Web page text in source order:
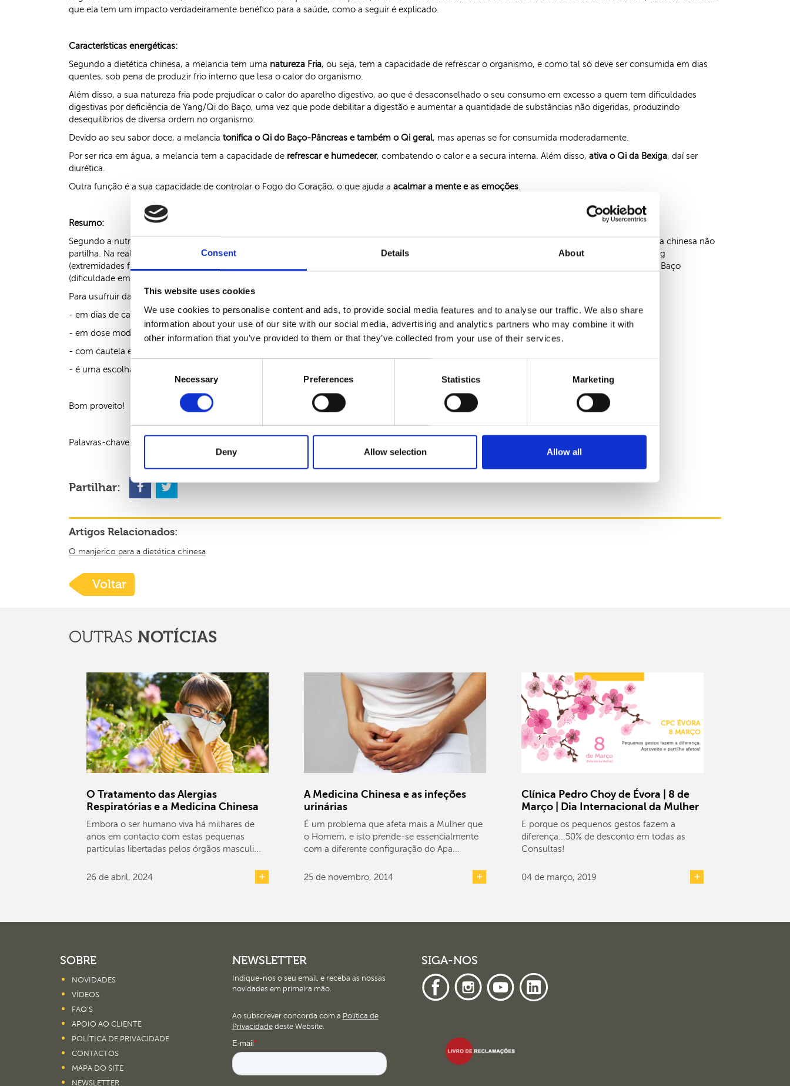
Consent Details About
This website uses cookies
We use cookies to personalise content and ads, to provide social media features and to analyse our traffic. We also share
information about your use of our site with our social media, advertising and analytics partners who may combine it with
other information that you’ve provided to them or that they’ve collected from your use of their services.
Consent
Necessary Preferences Statistics Marketing
Deny Allow selection Allow all
que ela tem um impacto verdadeiramente benéfico para a saúde, como a seguir é explicado.
Características energéticas:
Segundo a dietética chinesa, a melancia tem uma natureza Fria, ou seja, tem a capacidade de refrescar o organismo, e como tal só deve ser consumida em dias
quentes, sob pena de produzir frio interno que lesa o calor do organismo.
Além disso, a sua natureza fria pode prejudicar o calor do aparelho digestivo, ao que é desaconselhado o seu consumo em excesso a quem tem dificuldades
digestivas por deficiência de Yang/Qi do Baço, uma vez que pode debilitar a digestão e aumentar a quantidade de substâncias não digeridas, produzindo
desequilíbrios de diversa ordem no organismo.
Devido ao seu sabor doce, a melancia tonifica o Qi do Baço-Pâncreas e também o Qi geral, mas apenas se for consumida moderadamente.
Por ser rica em água, a melancia tem a capacidade de refrescar e humedecer, combatendo o calor e a secura interna. Além disso, ativa o Qi da Bexiga, daí ser
diurética.
Outra função é a sua capacidade de controlar o Fogo do Coração, o que ajuda a acalmar a mente e as emoções
Resumo:
Segundo a nutrição convencional, como a melancia é de baixas calorias, é aconselhado o seu consumo sem grandes restrições, visão que a dietética chinesa não
partilha. Na realidade, a melancia pode molestar se for consumida em excesso, devido à sua natureza fria, por pessoas com deficiência geral de Yang
(extremidades frias e pálidas, sensação contínua de frio, fadiga física e mental, metabolismo lento, défice hormonal, etc.) ou com défice de Yang do Baço
(dificuldade em fazer a digestão, diarreias, diabetes, inchaço abdominal, etc.).
Para usufruir das virtudes da melancia recomenda-se consumir:
- em dias de calor;
- em dose moderada;
- com cautela em caso de fraqueza do aparelho digestivo;
- é uma escolha pertinente em caso de stress e ansiedade, de desidratação ou de retenção de líquidos.
Bom proveito!
Palavras-chave:
Partilhar:
Artigos Relacionados:
O manjerico para a dietética chinesa
Voltar
OUTRAS NOTÍCIAS
O Tratamento das Alergias
Respiratórias e a Medicina Chinesa
Embora o ser humano viva há milhares de
anos em contacto com estas pequenas
partículas libertadas pelos órgãos masculi...
26 de abril, 2024
A Medicina Chinesa e as infeções
urinárias
É um problema que afeta mais a Mulher que
o Homem, e isto prende-se essencialmente
com a diferente configuração do Apa...
25 de novembro, 2014
Clínica Pedro Choy de Évora | 8 de
Março | Dia Internacional da Mulher
E porque os pequenos gestos fazem a
diferença...50% de desconto em todas as
Consultas!
04 de março, 2019
SOBRE
NOVIDADES
VÍDEOS
FAQ’S
APOIO AO CLIENTE
POLÍTICA DE PRIVACIDADE
CONTACTOS
MAPA DO SITE
NEWSLETTER
NEWSLETTER
Indique-nos o seu email, e receba as nossas
novidades em primeira mão.
Ao subscrever concorda com a Política de
Privacidadedeste Website.
SIGA-NOS